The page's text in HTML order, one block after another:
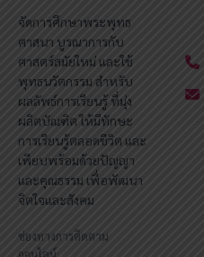
จัดการศึกษาพระพุทธ
ศาสนา บูรณาการกับ
ศาสตร์สมัยใหม่ และใช้
พุทธนวัตกรรม สำหรับ
ผลลัพธ์การเรียนรู้ ที่มุ่ง
ผลิตบัณฑิต ให้มีทักษะ
การเรียนรู้ตลอดชีวิต และ
เพียบพร้อมด้วยปัญญา
และคุณธรรม เพื่อพัฒนา
จิตใจและสังคม
ช่องทางการติดตาม
ออนไลน์: